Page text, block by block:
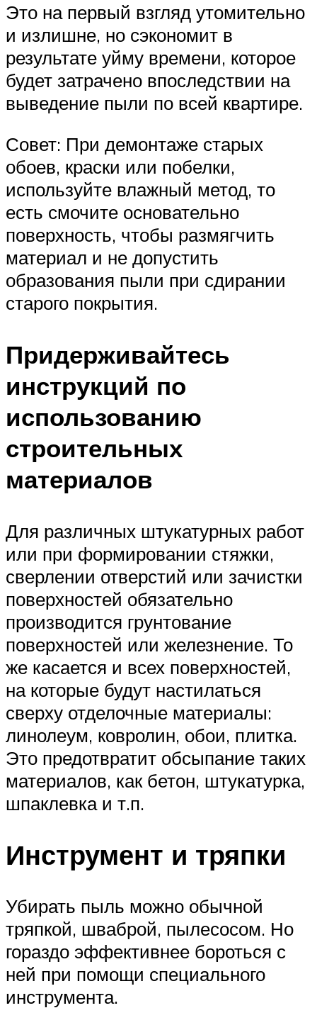
Это на первый взгляд утомительно
и излишне, но сэкономит в
результате уйму времени, которое
будет затрачено впоследствии на
выведение пыли по всей квартире.
Совет: При демонтаже старых
обоев, краски или побелки,
используйте влажный метод, то
есть смочите основательно
поверхность, чтобы размягчить
материал и не допустить
образования пыли при сдирании
старого покрытия.
Придерживайтесь
инструкций по
использованию
строительных
материалов
Для различных штукатурных работ
или при формировании стяжки,
сверлении отверстий или зачистки
поверхностей обязательно
производится грунтование
поверхностей или железнение. То
же касается и всех поверхностей,
на которые будут настилаться
сверху отделочные материалы:
линолеум, ковролин, обои, плитка.
Это предотвратит обсыпание таких
материалов, как бетон, штукатурка,
шпаклевка и т.п.
Инструмент и тряпки
Убирать пыль можно обычной
тряпкой, шваброй, пылесосом. Но
гораздо эффективнее бороться с
ней при помощи специального
инструмента.